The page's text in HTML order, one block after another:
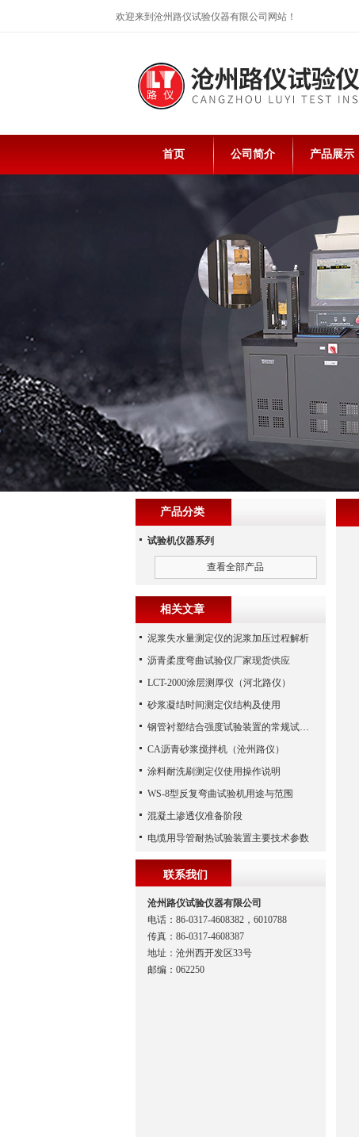
欢迎来到沧州路仪试验仪器有限公司网站！
首页 公司简介 产品展示
产品分类
试验机仪器系列
查看全部产品
相关文章
泥浆失水量测定仪的泥浆加压过程解析
沥青柔度弯曲试验仪厂家现货供应
LCT-2000涂层测厚仪（河北路仪）
砂浆凝结时间测定仪结构及使用
钢管衬塑结合强度试验装置的常规试验流程解读
CA沥青砂浆搅拌机（沧州路仪）
涂料耐洗刷测定仪使用操作说明
WS-8型反复弯曲试验机用途与范围
混凝土渗透仪准备阶段
电缆用导管耐热试验装置主要技术参数
联系我们
沧州路仪试验仪器有限公司
电话：86-0317-4608382，6010788
传真：86-0317-4608387
地址：沧州西开发区33号
邮编：062250